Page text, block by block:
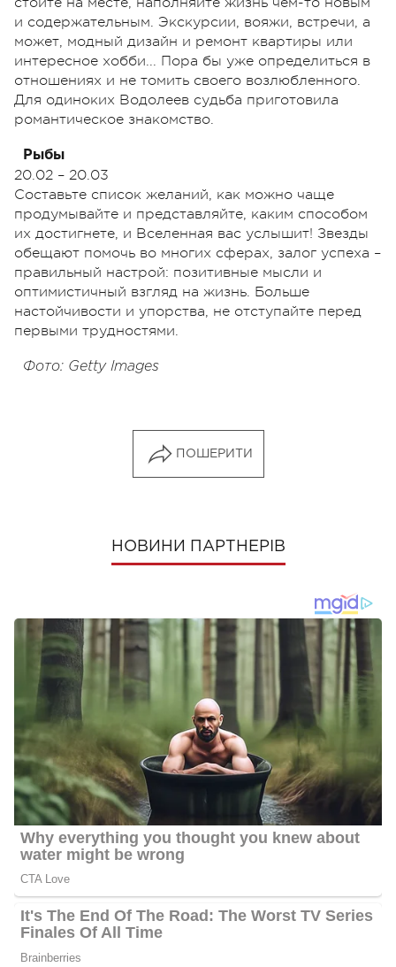
и содержательным. Экскурсии, вояжи, встречи, а
может, модный дизайн и ремонт квартиры или
интересное хобби... Пора бы уже определиться в
отношениях и не томить своего возлюбленного.
Для одиноких Водолеев судьба приготовила
романтическое знакомство.
Рыбы
20.02 – 20.03
Составьте список желаний, как можно чаще
продумывайте и представляйте, каким способом
их достигнете, и Вселенная вас услышит! Звезды
обещают помочь во многих сферах, залог успеха –
правильный настрой: позитивные мысли и
оптимистичный взгляд на жизнь. Больше
настойчивости и упорства, не отступайте перед
первыми трудностями.
Фото: Getty Images
ПОШЕРИТИ
НОВИНИ ПАРТНЕРІВ